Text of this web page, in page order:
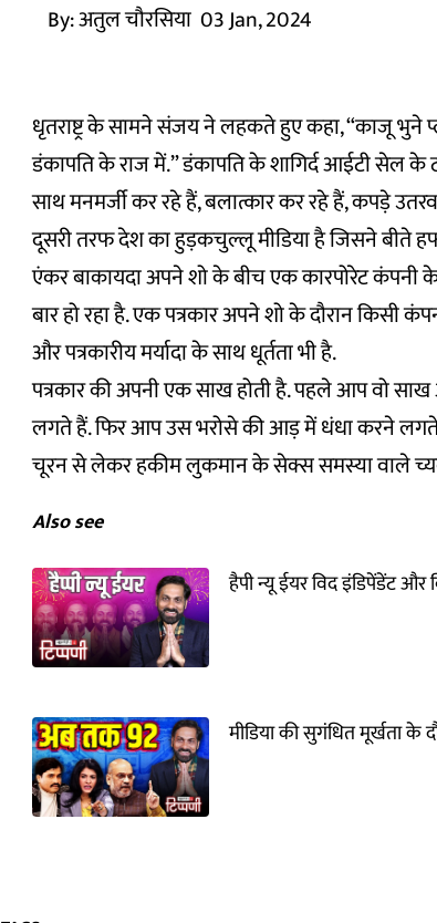
By:अतुल चौरसिया 03 Jan, 2024
धृतराष्ट्र के सामने संजय ने लहकते हुए कहा, “काजू भुने
डंकापति के राज में.” डंकापति के शागिर्द आईटी सेल
साथ मनमर्जी कर रहे हैं, बलात्कार कर रहे हैं, कपड़े
दूसरी तरफ देश का हुड़कचुल्लू मीडिया है जिसने बीते
एंकर बाकायदा अपने शो के बीच एक कारपोरेट कंपनी
बार हो रहा है. एक पत्रकार अपने शो के दौरान किसी
और पत्रकारीय मर्यादा के साथ धूर्तता भी है.
पत्रकार की अपनी एक साख होती है. पहले आप वो
लगते हैं. फिर आप उस भरोसे की आड़ में धंधा करने
चूरन से लेकर हकीम लुकमान के सेक्स समस्या वाले
Also see
हैपी न्यू ईयर विद इंडिपेंडेंट और
मीडिया की सुगंधित मूर्खता के